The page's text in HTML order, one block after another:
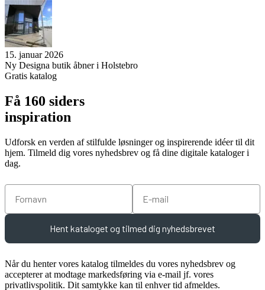
15. januar 2026
Ny Designa butik åbner i Holstebro
Gratis katalog
Få 160 siders
inspiration
Udforsk en verden af stilfulde løsninger og inspirerende idéer til dit
hjem. Tilmeld dig vores nyhedsbrev og få dine digitale kataloger i
dag.
Fornavn Email
Hent kataloget og tilmed dig nyhedsbrevet
Når du henter vores katalog tilmeldes du vores nyhedsbrev og
accepterer at modtage markedsføring via e-mail jf. vores
privatlivspolitik. Dit samtykke kan til enhver tid afmeldes.